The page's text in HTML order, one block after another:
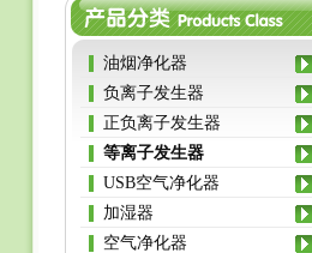
油烟净化器
负离子发生器
正负离子发生器
等离子发生器
USB空气净化器
加湿器
空气净化器